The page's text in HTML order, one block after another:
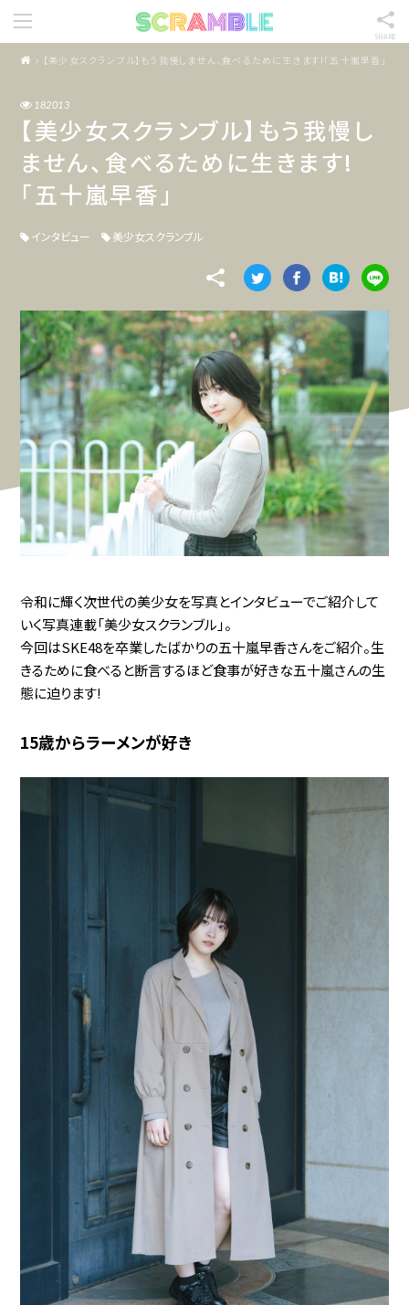
SHARE
【美少女スクランブル】もう我慢しません、食べるために生きます!「五十嵐早香」
182013
【美少女スクランブル】もう我慢し
ません、食べるために生きます!
「五十嵐早香」
インタビュー 美少女スクランブル
令和に輝く次世代の美少女を写真とインタビューでご紹介して
いく写真連載「美少女スクランブル」。
今回はSKE48を卒業したばかりの五十嵐早香さんをご紹介。生
きるために食べると断言するほど食事が好きな五十嵐さんの生
態に迫ります!
15歳からラーメンが好き